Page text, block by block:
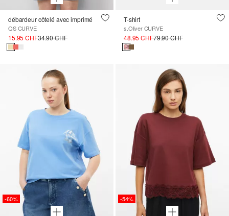
débardeur côtelé avec imprimé
QS CURVE
15.95 CHF34.90 CHF
T-shirt
s.Oliver CURVE
48.95 CHF79.90 CHF
-60% -54%